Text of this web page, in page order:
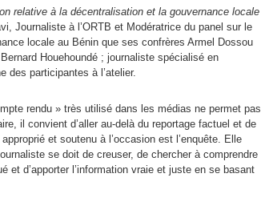
relative à la décentralisation et la gouvernance locale
Journaliste à l’ORTB et Modératrice du panel sur le
locale au Bénin que ses confrères Armel Dossou
Houehoundé ; journaliste spécialisé en
des participantes à l’atelier.
rendu » très utilisé dans les médias ne permet pas
il convient d’aller au-delà du reportage factuel et de
et soutenu à l’occasion est l’enquête. Elle
se doit de creuser, de chercher à comprendre
et d’apporter l’information vraie et juste en se basant